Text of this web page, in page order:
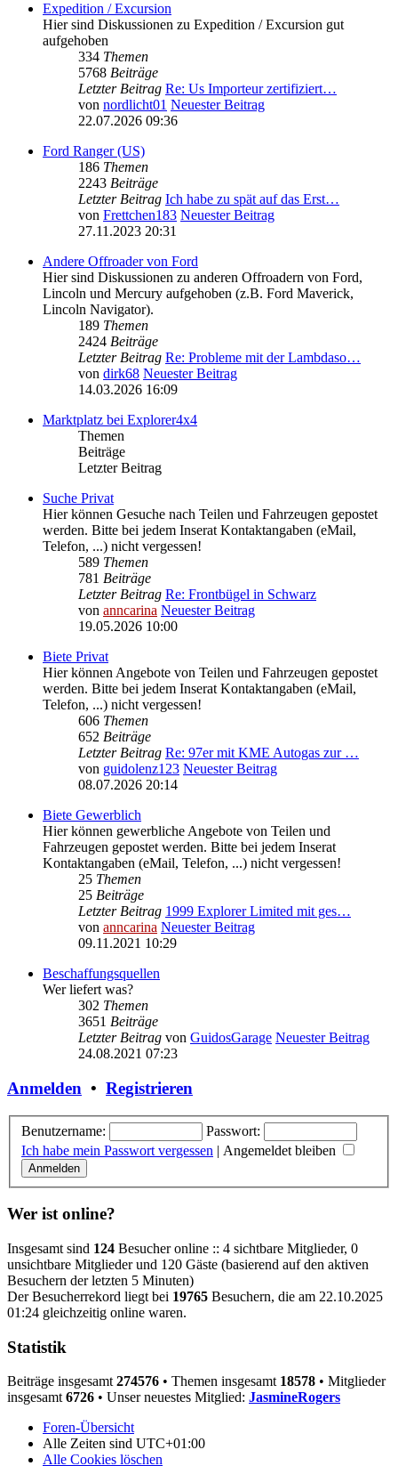
Expedition / Excursion
Hier sind Diskussionen zu Expedition / Excursion gut
aufgehoben
334 Themen
5768 Beiträge
Letzter Beitrag Re: Us Importeur zertifiziert…
von nordlicht01 Neuester Beitrag
22.07.2026 09:36
Ford Ranger (US)
186 Themen
2243 Beiträge
Letzter Beitrag Ich habe zu spät auf das Erst…
von Frettchen183 Neuester Beitrag
27.11.2023 20:31
Andere Offroader von Ford
Hier sind Diskussionen zu anderen Offroadern von Ford,
Lincoln und Mercury aufgehoben (z.B. Ford Maverick,
Lincoln Navigator).
189 Themen
2424 Beiträge
Letzter Beitrag Re: Probleme mit der Lambdaso…
von dirk68 Neuester Beitrag
14.03.2026 16:09
Marktplatz bei Explorer4x4
Themen
Beiträge
Letzter Beitrag
Suche Privat
Hier können Gesuche nach Teilen und Fahrzeugen gepostet
werden. Bitte bei jedem Inserat Kontaktangaben (eMail,
Telefon, ...) nicht vergessen!
589 Themen
781 Beiträge
Letzter Beitrag Re: Frontbügel in Schwarz
von anncarina Neuester Beitrag
19.05.2026 10:00
Biete Privat
Hier können Angebote von Teilen und Fahrzeugen gepostet
werden. Bitte bei jedem Inserat Kontaktangaben (eMail,
Telefon, ...) nicht vergessen!
606 Themen
652 Beiträge
Letzter Beitrag Re: 97er mit KME Autogas zur …
von guidolenz123 Neuester Beitrag
08.07.2026 20:14
Biete Gewerblich
Hier können gewerbliche Angebote von Teilen und
Fahrzeugen gepostet werden. Bitte bei jedem Inserat
Kontaktangaben (eMail, Telefon, ...) nicht vergessen!
25 Themen
25 Beiträge
Letzter Beitrag 1999 Explorer Limited mit ges…
von anncarina Neuester Beitrag
09.11.2021 10:29
Beschaffungsquellen
Wer liefert was?
302 Themen
3651 Beiträge
Letzter Beitrag von GuidosGarage Neuester Beitrag
24.08.2021 07:23
Anmelden • Registrieren
Benutzername:
Passwort:
Ich habe mein Passwort vergessen | Angemeldet bleiben
Wer ist online?
Insgesamt sind 124 Besucher online :: 4 sichtbare Mitglieder, 0
unsichtbare Mitglieder und 120 Gäste (basierend auf den aktiven
Besuchern der letzten 5 Minuten)
Der Besucherrekord liegt bei 19765 Besuchern, die am 22.10.2025
01:24 gleichzeitig online waren.
Statistik
Beiträge insgesamt 274576 • Themen insgesamt 18578 • Mitglieder
insgesamt 6726 • Unser neuestes Mitglied: JasmineRogers
Foren-Übersicht
Alle Zeiten sind UTC+01:00
Alle Cookies löschen